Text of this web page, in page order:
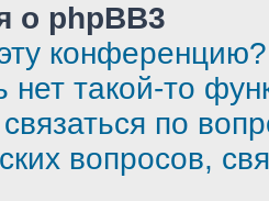
о phpBB3
конференцию?
нет такой-то
по
вопросов,